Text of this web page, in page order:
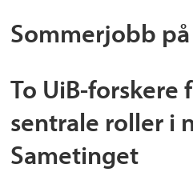
Sommerjobb på
To UiB-forskere
sentrale roller i
Sametinget